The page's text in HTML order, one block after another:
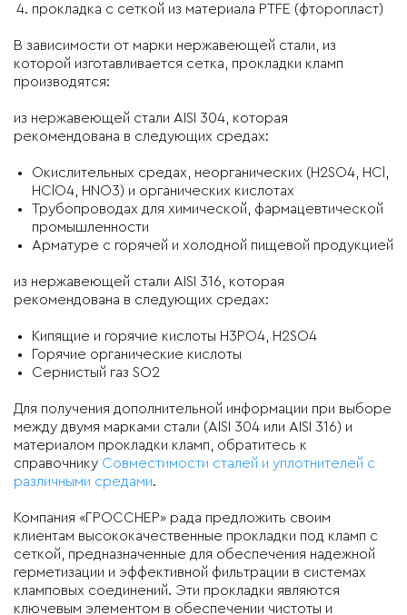
прокладка с сеткой из материала PTFE (фторопласт)
В зависимости от марки нержавеющей стали, из
которой изготавливается сетка, прокладки кламп
производятся:
из нержавеющей стали AISI 304, которая
рекомендована в следующих средах:
Окислительных средах, неорганических (H2SO4, HCl,
HClO4, HNO3) и органических кислотах
Трубопроводах для химической, фармацевтической
промышленности
Арматуре с горячей и холодной пищевой продукцией
из нержавеющей стали AISI 316, которая
рекомендована в следующих средах:
Кипящие и горячие кислоты H3PO4, H2SO4
Горячие органические кислоты
Сернистый газ SO2
Для получения дополнительной информации при выборе
между двумя марками стали (AISI 304 или AISI 316) и
материалом прокладки кламп, обратитесь к
справочнику Совместимости сталей и уплотнителей с
различными средами.
Компания «ГРОССНЕР» рада предложить своим
клиентам высококачественные прокладки под кламп с
сеткой, предназначенные для обеспечения надежной
герметизации и эффективной фильтрации в системах
кламповых соединений. Эти прокладки являются
ключевым элементом в обеспечении чистоты и